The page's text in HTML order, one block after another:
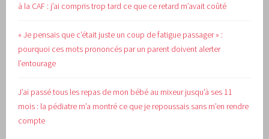
à la CAF : j’ai compris trop tard ce que ce retard m’avait coûté
« Je pensais que c’était juste un coup de fatigue passager » :
pourquoi ces mots prononcés par un parent doivent alerter
l’entourage
J’ai passé tous les repas de mon bébé au mixeur jusqu’à ses 11
mois : la pédiatre m’a montré ce que je repoussais sans m’en rendre
compte